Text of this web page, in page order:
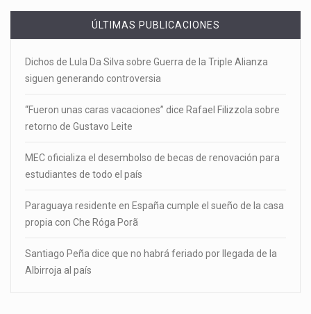
ÚLTIMAS PUBLICACIONES
Dichos de Lula Da Silva sobre Guerra de la Triple Alianza
siguen generando controversia
“Fueron unas caras vacaciones” dice Rafael Filizzola sobre
retorno de Gustavo Leite
MEC oficializa el desembolso de becas de renovación para
estudiantes de todo el país
Paraguaya residente en España cumple el sueño de la casa
propia con Che Róga Porã
Santiago Peña dice que no habrá feriado por llegada de la
Albirroja al país